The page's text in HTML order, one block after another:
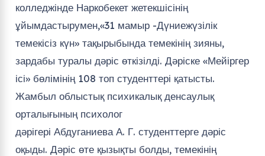
колледжінде Наркобекет жетекшісінің
ұйымдастырумен,«31 мамыр -Дүниежүзілік
темекісіз күн» тақырыбында темекінің зияны,
зардабы туралы дәріс өткізілді. Дәріске «Мейіргер
ісі» бөлімінің 108 топ студенттері қатысты.
Жамбыл облыстық психикалық денсаулық
орталығының психолог
дәрігері Абдуганиева А. Г. студенттерге дәріс
оқыды. Дәріс өте қызықты болды, темекінің